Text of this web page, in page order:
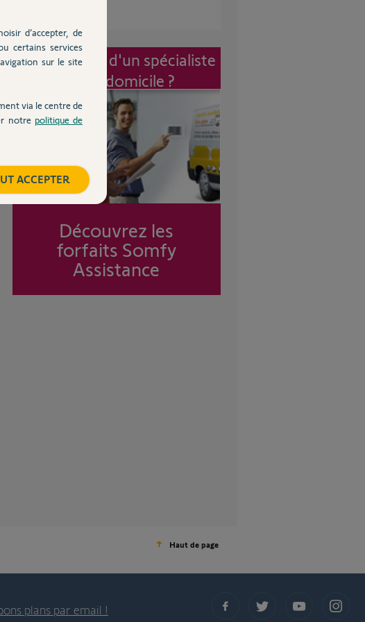
Intervention d'un spécialiste
à mon domicile ?
Découvrez les
forfaits Somfy
Assistance
Haut de page
plans par email !
d’accepter, de
certains services
sur le site
via le centre de
notre politique de
ACCEPTER